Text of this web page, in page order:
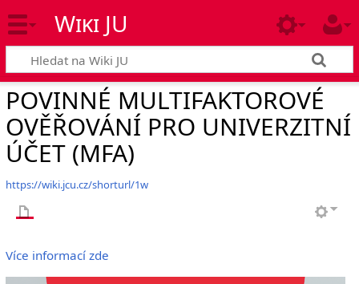
Wiki JU
POVINNÉ MULTIFAKTOROVÉ
OVĚŘOVÁNÍ PRO UNIVERZITNÍ
ÚČET (MFA)
https://wiki.jcu.cz/shorturl/1w
Více informací zde